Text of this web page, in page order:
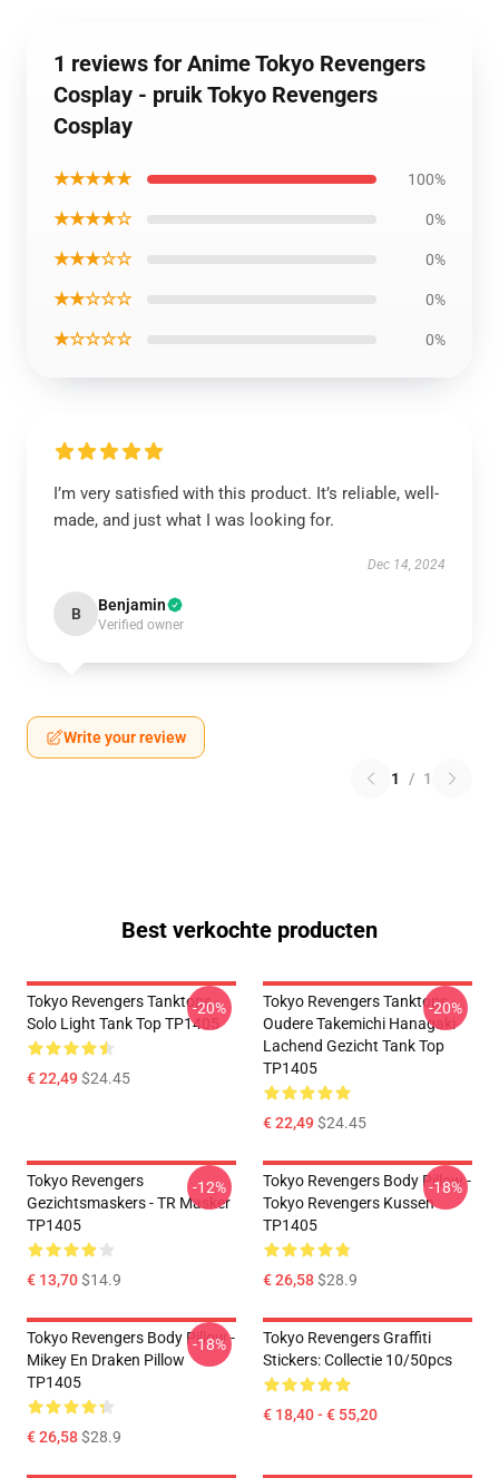
1 reviews for Anime Tokyo Revengers
Cosplay - pruik Tokyo Revengers
Cosplay
★★★★★ 100%
★★★★☆ 0%
★★★☆☆ 0%
★★☆☆☆ 0%
★☆☆☆☆ 0%
I’m very satisfied with this product. It’s reliable, well-
made, and just what I was looking for.
Dec 14, 2024
B Benjamin
Verified owner
Write your review
1 / 1
Best verkochte producten
Tokyo Revengers Tanktops -
Solo Light Tank Top TP1405
€ 22,49$24.45
-20%
Tokyo Revengers Tanktops -
Oudere Takemichi Hanagaki
Lachend Gezicht Tank Top
TP1405
€ 22,49$24.45
-20%
Tokyo Revengers
Gezichtsmaskers - TR Masker
TP1405
€ 13,70$14.9
-12%
Tokyo Revengers Body Pillow -
Tokyo Revengers Kussen
TP1405
€ 26,58$28.9
-18%
Tokyo Revengers Body Pillow -
Mikey En Draken Pillow
TP1405
€ 26,58$28.9
-18%
Tokyo Revengers Graffiti
Stickers: Collectie 10/50pcs
€ 18,40 - € 55,20